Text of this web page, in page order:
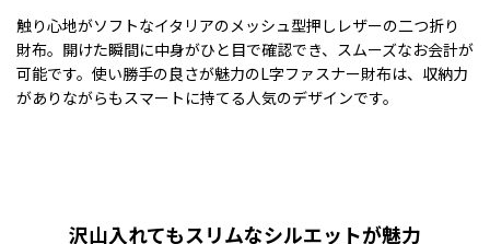
触り心地がソフトなイタリアのメッシュ型押しレザーの二つ折り
財布。開けた瞬間に中身がひと目で確認でき、スムーズなお会計が
可能です。使い勝手の良さが魅力のL字ファスナー財布は、収納力
がありながらもスマートに持てる人気のデザインです。
沢山入れてもスリムなシルエットが魅力